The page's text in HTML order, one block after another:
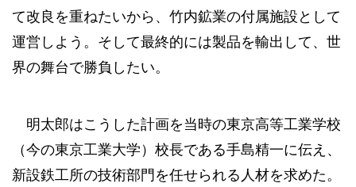
て改良を重ねたいから、竹内鉱業の付属施設として
運営しよう。そして最終的には製品を輸出して、世
界の舞台で勝負したい。
明太郎はこうした計画を当時の東京高等工業学校
（今の東京工業大学）校長である手島精一に伝え、
新設鉄工所の技術部門を任せられる人材を求めた。